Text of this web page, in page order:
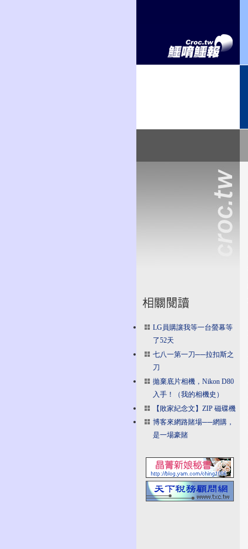
LG員購讓我等一台螢幕等
了52天
七八一第一刀──拉扣斯之
刀
拋棄底片相機，Nikon D80
入手！（我的相機史）
【敗家紀念文】ZIP 磁碟機
博客來網路賭場──網購，
是一場豪賭